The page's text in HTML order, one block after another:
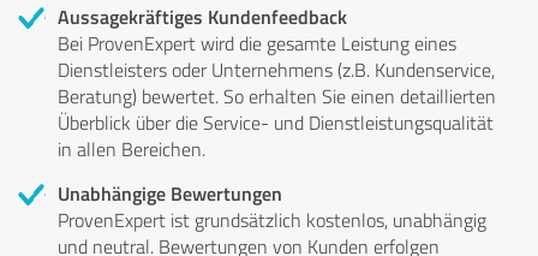
Aussagekräftiges Kundenfeedback
Bei ProvenExpert wird die gesamte Leistung eines
Dienstleisters oder Unternehmens (z.B. Kundenservice,
Beratung) bewertet. So erhalten Sie einen detaillierten
Überblick über die Service- und Dienstleistungsqualität
in allen Bereichen.
Unabhängige Bewertungen
ProvenExpert ist grundsätzlich kostenlos, unabhängig
und neutral. Bewertungen von Kunden erfolgen